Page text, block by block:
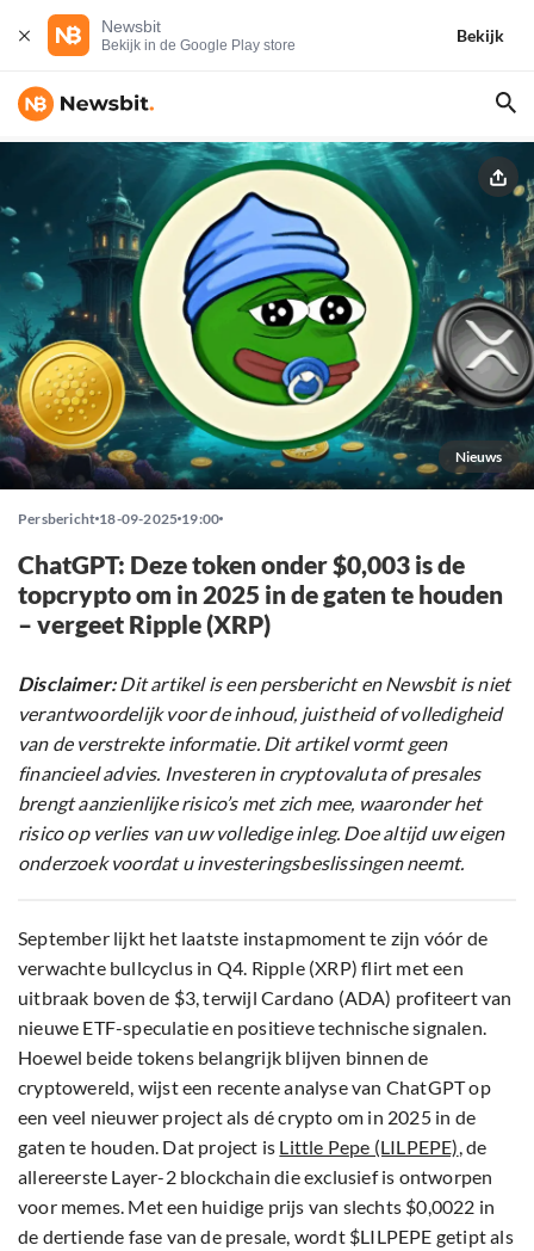
Newsbit
Bekijk in de Google Play store
Bekijk
Nieuws
Persbericht 18-09-2025 19:00
ChatGPT: Deze token onder $0,003 is de
topcrypto om in 2025 in de gaten te houden
– vergeet Ripple (XRP)
Disclaimer:Dit artikel is een persbericht en Newsbit is niet
verantwoordelijk voor de inhoud, juistheid of volledigheid
van de verstrekte informatie. Dit artikel vormt geen
financieel advies. Investeren in cryptovaluta of presales
brengt aanzienlijke risico’s met zich mee, waaronder het
risico op verlies van uw volledige inleg. Doe altijd uw eigen
onderzoek voordat u investeringsbeslissingen neemt.
September lijkt het laatste instapmoment te zijn vóór de
verwachte bullcyclus in Q4. Ripple (XRP) flirt met een
uitbraak boven de $3, terwijl Cardano (ADA) profiteert van
nieuwe ETF-speculatie en positieve technische signalen.
Hoewel beide tokens belangrijk blijven binnen de
cryptowereld, wijst een recente analyse van ChatGPT op
een veel nieuwer project als dé crypto om in 2025 in de
gaten te houden. Dat project is Little Pepe (LILPEPE), de
allereerste Layer-2 blockchain die exclusief is ontworpen
voor memes. Met een huidige prijs van slechts $0,0022 in
de dertiende fase van de presale, wordt $LILPEPE getipt als